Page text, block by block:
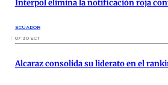
Interpol elimina la notificación roja
ECUADOR
07:30 ECT
Alcaraz consolida su liderato en el